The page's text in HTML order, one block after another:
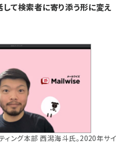
して検索者に寄り添う形に変え
ィング本部 西潟海斗氏。2020年サイ